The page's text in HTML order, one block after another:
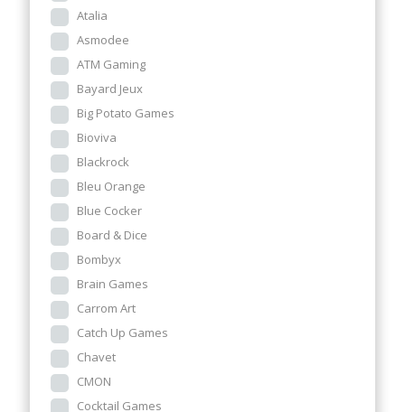
Atalia
Asmodee
ATM Gaming
Bayard Jeux
Big Potato Games
Bioviva
Blackrock
Bleu Orange
Blue Cocker
Board & Dice
Bombyx
Brain Games
Carrom Art
Catch Up Games
Chavet
CMON
Cocktail Games